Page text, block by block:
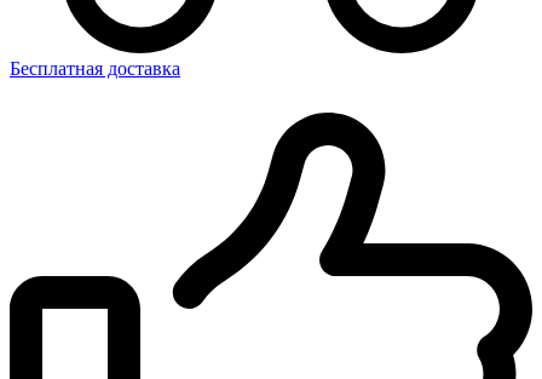
Бесплатная доставка